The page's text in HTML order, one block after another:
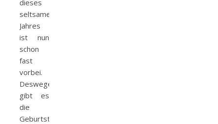
dieses
seltsamen
Jahres
ist nun
schon
fast
vorbei.
Deswegen
gibt es
die
Geburtstagskarten